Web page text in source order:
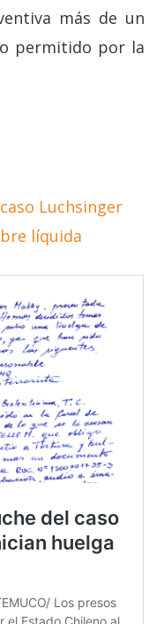
más de un
permitido por la
Luchsinger
líquida